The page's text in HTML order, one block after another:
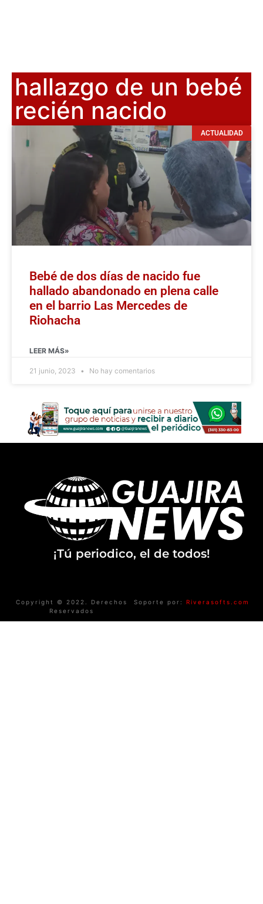
hallazgo de un bebé
recién nacido
ACTUALIDAD
Bebé de dos días de nacido fue
hallado abandonado en plena calle
en el barrio Las Mercedes de
Riohacha
LEER MÁS»
21 junio, 2023 No hay comentarios
¡Tú periodico, el de todos!
Copyright © 2022. Derechos
Reservados
Soporte por: Riverasofts.com